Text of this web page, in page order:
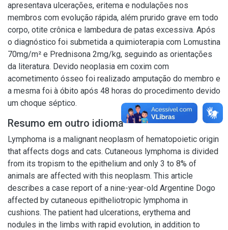
apresentava ulcerações, eritema e nodulações nos
membros com evolução rápida, além prurido grave em todo
corpo, otite crônica e lambedura de patas excessiva. Após
o diagnóstico foi submetida a quimioterapia com Lomustina
70mg/m² e Prednisona 2mg/kg, seguindo as orientações
da literatura. Devido neoplasia em coxim com
acometimento ósseo foi realizado amputação do membro e
a mesma foi à óbito após 48 horas do procedimento devido
um choque séptico.
Resumo em outro idioma
Lymphoma is a malignant neoplasm of hematopoietic origin
that affects dogs and cats. Cutaneous lymphoma is divided
from its tropism to the epithelium and only 3 to 8% of
animals are affected with this neoplasm. This article
describes a case report of a nine-year-old Argentine Dogo
affected by cutaneous epitheliotropic lymphoma in
cushions. The patient had ulcerations, erythema and
nodules in the limbs with rapid evolution, in addition to